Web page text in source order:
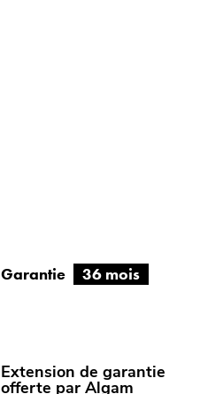
Garantie 36 mois
Extension de garantie
offerte par Algam